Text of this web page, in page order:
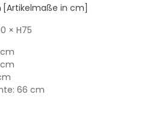
[Artikelmaße in cm]
× H75
66 cm